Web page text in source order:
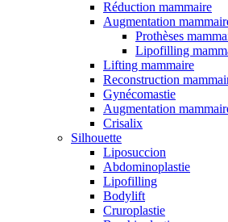
Réduction mammaire
Augmentation
Prothèses
Lipofilling
Lifting mammaire
Reconstruction
Gynécomastie
Augmentation
Crisalix
Silhouette
Liposuccion
Abdominoplastie
Lipofilling
Bodylift
Cruroplastie